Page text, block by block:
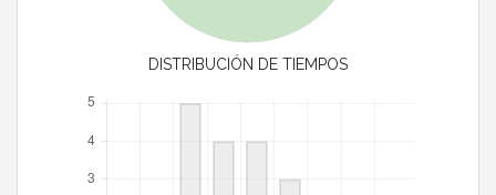
DISTRIBUCIÓN DE TIEMPOS